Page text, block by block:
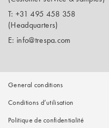
T: +31 495 458 358
(Headquarters)
E: info@trespa.com
General conditions
Conditions d’utilisation
Politique de confidentialité